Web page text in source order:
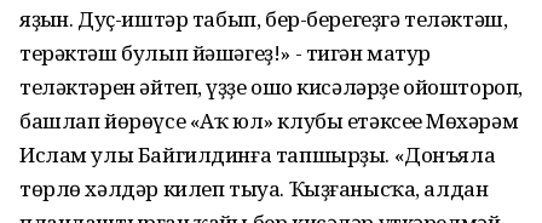
яҙһын. Дуҫ-иштәр табып, бер-берегеҙгә теләктәш,
терәктәш булып йәшәгеҙ!» - тигән матур
теләктәрен әйтеп, һүҙҙе ошо кисәләрҙе ойоштороп,
башлап йөрөүсе «Аҡ юл» клубы етәксеһе Мөхәрәм
Ислам улы Байгилдинға тапшырҙы. «Донъяла
төрлө хәлдәр килеп тыуа. Ҡыҙғанысҡа, алдан